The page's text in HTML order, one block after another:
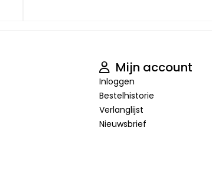
Mijn account
Inloggen
Bestelhistorie
Verlanglijst
Nieuwsbrief